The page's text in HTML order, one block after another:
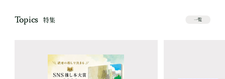
Topics 特集 一覧